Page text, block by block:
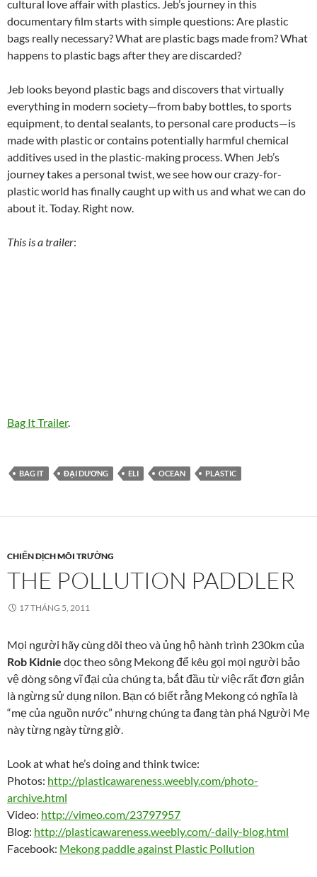
cultural love affair with plastics. Jeb’s journey in this
documentary film starts with simple questions: Are plastic
bags really necessary? What are plastic bags made from? What
happens to plastic bags after they are discarded?
Jeb looks beyond plastic bags and discovers that virtually
everything in modern society—from baby bottles, to sports
equipment, to dental sealants, to personal care products—is
made with plastic or contains potentially harmful chemical
additives used in the plastic-making process. When Jeb’s
journey takes a personal twist, we see how our crazy-for-
plastic world has finally caught up with us and what we can do
about it. Today. Right now.
This is a trailer:
Bag It Trailer.
BAG IT ĐẠI DƯƠNG ELI OCEAN PLASTIC
CHIẾN DỊCH MÔI TRƯỜNG
THE POLLUTION PADDLER
17 THÁNG 5, 2011
Mọi người hãy cùng dõi theo và ủng hộ hành trình 230km của
Rob Kidnie dọc theo sông Mekong để kêu gọi mọi người bảo
vệ dòng sông vĩ đại của chúng ta, bắt đầu từ việc rất đơn giản
là ngừng sử dụng nilon. Bạn có biết rằng Mekong có nghĩa là
“mẹ của nguồn nước” nhưng chúng ta đang tàn phá Người Mẹ
này từng ngày từng giờ.
Look at what he’s doing and think twice:
Photos: http://plasticawareness.weebly.com/photo-
archive.html
Video: http://vimeo.com/23797957
Blog: http://plasticawareness.weebly.com/-daily-blog.html
Facebook: Mekong paddle against Plastic Pollution